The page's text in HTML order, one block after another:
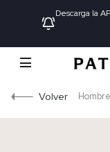
Descarga la
Volver Hombre